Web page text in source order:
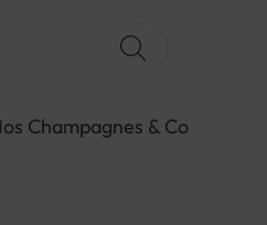
Champagnes & Co